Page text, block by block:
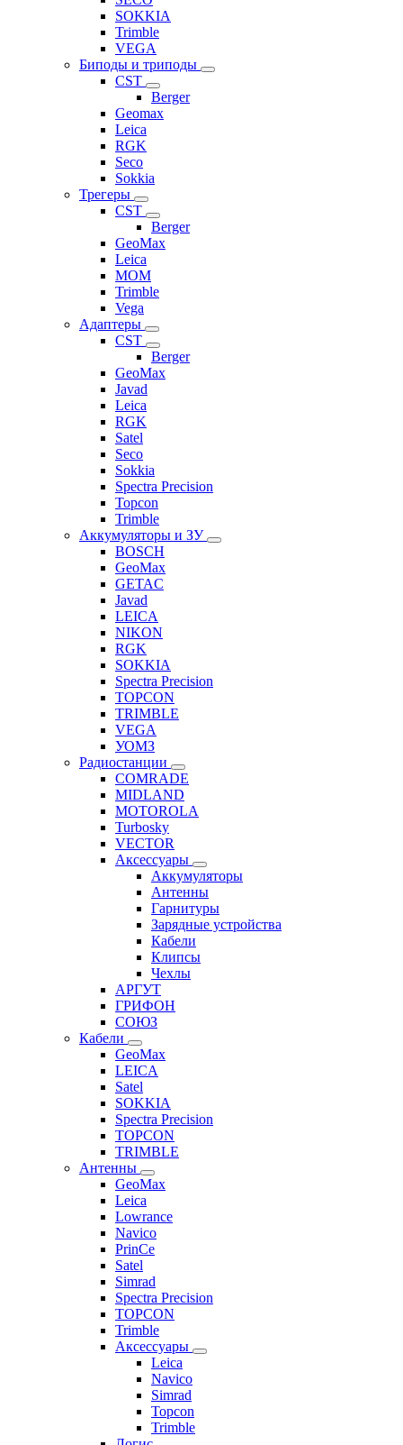
SOKKIA
Trimble
VEGA
Биподы и триподы
CST
Berger
Geomax
Leica
RGK
Seco
Sokkia
Трегеры
CST
Berger
GeoMax
Leica
MOM
Trimble
Vega
Адаптеры
CST
Berger
GeoMax
Javad
Leica
RGK
Satel
Seco
Sokkia
Spectra Precision
Topcon
Trimble
Аккумуляторы и ЗУ
BOSCH
GeoMax
GETAC
Javad
LEICA
NIKON
RGK
SOKKIA
Spectra Precision
TOPCON
TRIMBLE
VEGA
УОМЗ
Радиостанции
COMRADE
MIDLAND
MOTOROLA
Turbosky
VECTOR
Аксессуары
Аккумуляторы
Антенны
Гарнитуры
Зарядные устройства
Кабели
Клипсы
Чехлы
АРГУТ
ГРИФОН
СОЮЗ
Кабели
GeoMax
LEICA
Satel
SOKKIA
Spectra Precision
TOPCON
TRIMBLE
Антенны
GeoMax
Leica
Lowrance
Navico
PrinCe
Satel
Simrad
Spectra Precision
TOPCON
Trimble
Аксессуары
Leica
Navico
Simrad
Topcon
Trimble